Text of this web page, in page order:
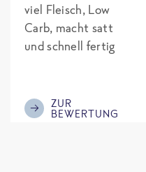
viel Fleisch, Low
Carb, macht satt
und schnell fertig
ZUR
BEWERTUNG